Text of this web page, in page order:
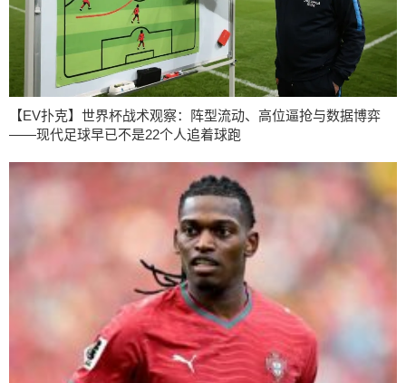
【EV扑克】世界杯战术观察：阵型流动、高位逼抢与数据博弈
——现代足球早已不是22个人追着球跑